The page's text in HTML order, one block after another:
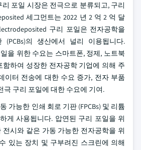
포일 시장은 전극으로 분류되고, 구리
세그먼트는 2022 년 2 억 2 억 달
구리 포일은 전자공학을
의 생산에서 널리 이용됩니다.
을 위한 수요는 스마트폰, 정제, 노트북
함하여 성장한 전자공학 기업에 의해 주
이터 전송에 대한 수요 증가, 전자 부품
극 구리 포일에 대한 수요에 기여.
가능한 인쇄 회로 기판 (FPCBs) 및 리튬
게 사용됩니다. 압연된 구리 포일을 위
시와 같은 가동 가능한 전자공학을 위
있는 장치 및 구부려진 스크린에 의해